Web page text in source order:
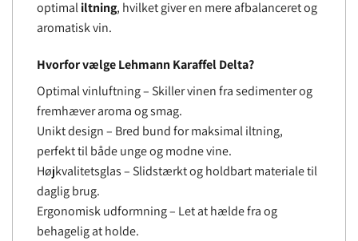
optimaliltning, hvilket giver en mere afbalanceret og
aromatisk vin.
Hvorfor vælge Lehmann Karaffel Delta?
Optimal vinluftning – Skiller vinen fra sedimenter og
fremhæver aroma og smag.
Unikt design – Bred bund for maksimal iltning,
perfekt til både unge og modne vine.
Højkvalitetsglas – Slidstærkt og holdbart materiale til
daglig brug.
Ergonomisk udformning – Let at hælde fra og
behagelig at holde.